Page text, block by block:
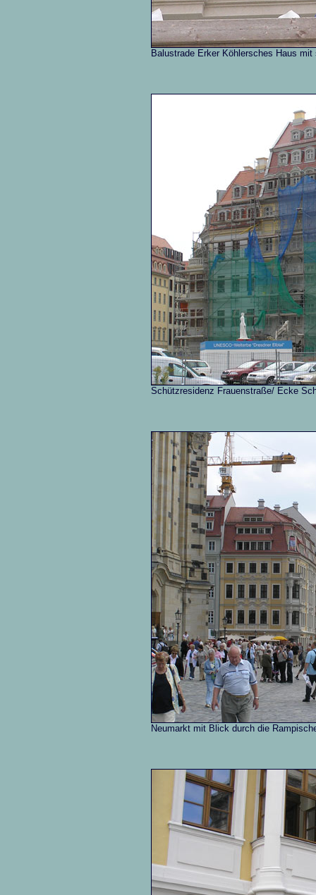
Balustrade Erker Köhlersches Haus mit
Schützresidenz Frauenstraße/ Ecke
Neumarkt mit Blick durch die